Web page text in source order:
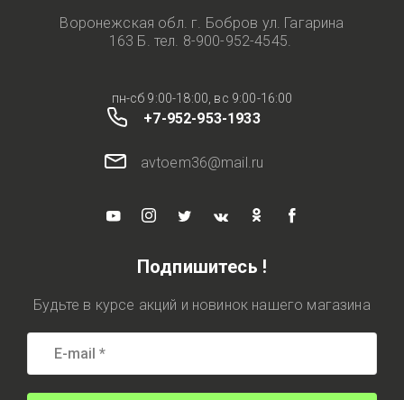
Воронежская обл. г. Бобров ул. Гагарина
163 Б. тел. 8-900-952-4545.
пн-сб 9:00-18:00, вс 9:00-16:00
+7-952-953-1933
avtoem36@mail.ru
Подпишитесь !
Будьте в курсе акций и новинок нашего магазина